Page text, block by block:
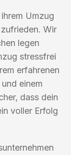
Umzug
Wir
legen
stressfrei
erfahrenen
einem
dass dein
voller Erfolg